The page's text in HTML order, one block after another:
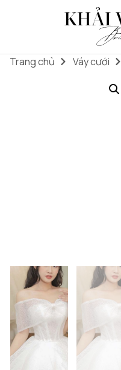
Trang chủ Váy cưới